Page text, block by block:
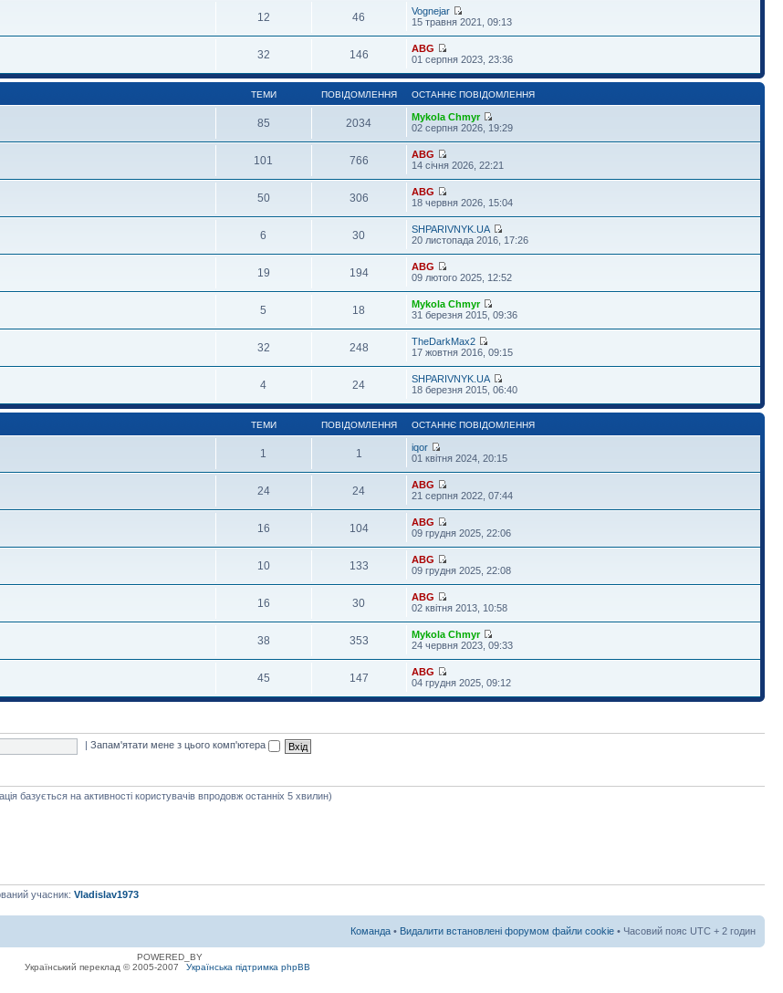
12 46
Vognejar
15 травня 2021, 09:13
32 146
ABG
01 серпня 2023, 23:36
ТЕМИ ПОВІДОМЛЕННЯ ОСТАННЄ ПОВІДОМЛЕННЯ
85 2034
Mykola Chmyr
02 серпня 2026, 19:29
101 766
ABG
14 січня 2026, 22:21
50 306
ABG
18 червня 2026, 15:04
6 30
SHPARIVNYK.UA
20 листопада 2016, 17:26
19 194
ABG
09 лютого 2025, 12:52
5 18
Mykola Chmyr
31 березня 2015, 09:36
32 248
TheDarkMax2
17 жовтня 2016, 09:15
4 24
SHPARIVNYK.UA
18 березня 2015, 06:40
ТЕМИ ПОВІДОМЛЕННЯ ОСТАННЄ ПОВІДОМЛЕННЯ
1 1
iqor
01 квітня 2024, 20:15
24 24
ABG
21 серпня 2022, 07:44
16 104
ABG
09 грудня 2025, 22:06
10 133
ABG
09 грудня 2025, 22:08
16 30
ABG
02 квітня 2013, 10:58
38 353
Mykola Chmyr
24 червня 2023, 09:33
45 147
ABG
04 грудня 2025, 09:12
|Запам'ятати мене з цього комп'ютера
базується на активності користувачів впродовж останніх 5 хвилин)
учасник: Vladislav1973
Команда • Видалити встановлені форумом файли cookie • Часовий пояс UTC + 2 годин
POWERED_BY
Український переклад © 2005-2007
Українська підтримка phpBB